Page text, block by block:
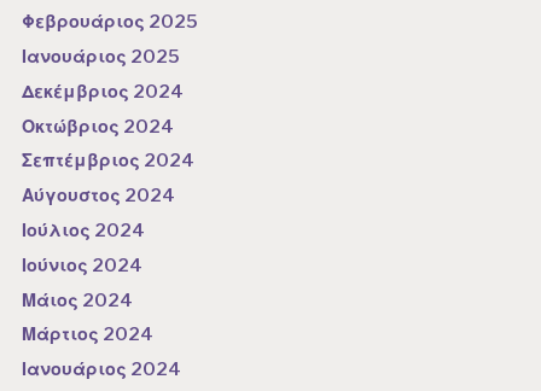
Φεβρουάριος 2025
Ιανουάριος 2025
Δεκέμβριος 2024
Οκτώβριος 2024
Σεπτέμβριος 2024
Αύγουστος 2024
Ιούλιος 2024
Ιούνιος 2024
Μάιος 2024
Μάρτιος 2024
Ιανουάριος 2024